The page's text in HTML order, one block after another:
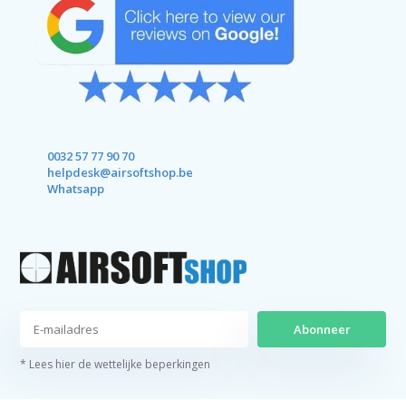
0032 57 77 90 70
helpdesk@airsoftshop.be
Whatsapp
Abonneer
* Lees hier de wettelijke beperkingen